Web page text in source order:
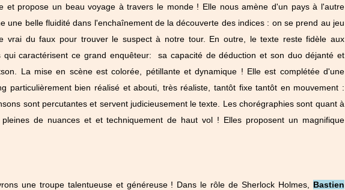
et propose un beau voyage à travers le monde ! Elle nous amène d'un pays à l'autre
une belle fluidité dans l'enchaînement de la découverte des indices : on se prend au jeu
vrai du faux pour trouver le suspect à notre tour. En outre, le texte reste fidèle aux
qui caractérisent ce grand enquêteur: sa capacité de déduction et son duo déjanté et
La mise en scène est colorée, pétillante et dynamique ! Elle est complétée d'une
particulièrement bien réalisé et abouti, très réaliste, tantôt fixe tantôt en mouvement :
sont percutantes et servent judicieusement le texte. Les chorégraphies sont quant à
de nuances et et techniquement de haut vol ! Elles proposent un magnifique
une troupe talentueuse et généreuse ! Dans le rôle de Sherlock Holmes, Bastien